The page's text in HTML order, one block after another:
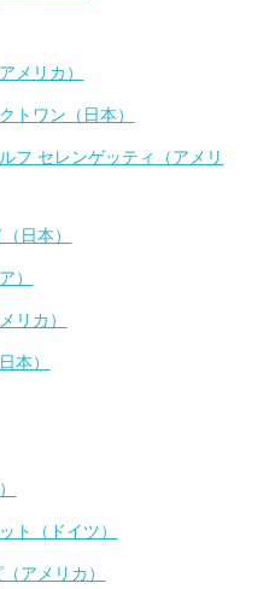
メリカ）
トワン（日本）
フ セレンゲッティ（アメリ
日本）
）
リカ）
本）
ト（ドイツ）
アメリカ）